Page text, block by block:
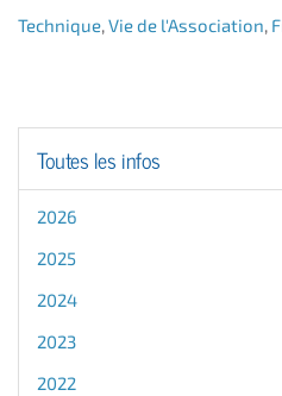
Technique Vie de l'Association
Toutes les infos
2026
2025
2024
2023
2022